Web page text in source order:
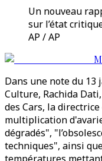
Un nouveau
sur l’état
AP / AP
Dans une note du 13
Culture, Rachida
des Cars, la
multiplication
dégradés",
techniques", ainsi